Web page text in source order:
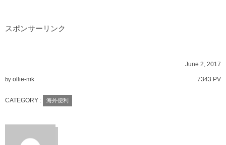
スポンサーリンク
June 2, 2017
by ollie-mk 7343 PV
CATEGORY : 海外便利